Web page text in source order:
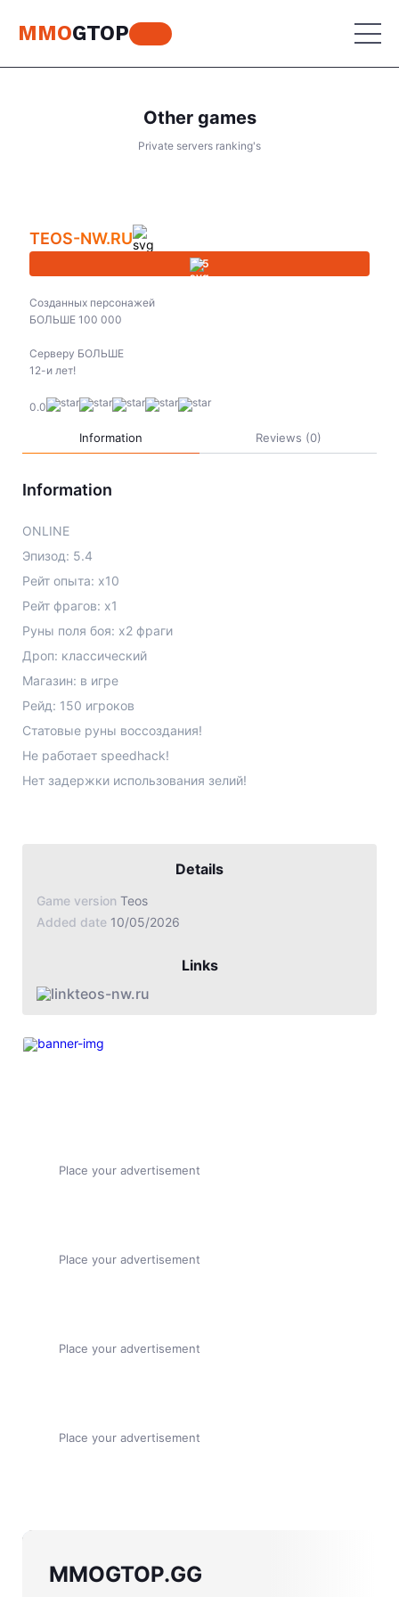
MMOGTOP
MU Online
Perfect World
Other games
World of Warcraft
Jade Dynasty
Other games
Private servers ranking's
TEOS-NW.RU
5
Созданных персонажей
БОЛЬШЕ 100 000
Серверу БОЛЬШЕ
12-и лет!
0.0
Information Reviews (0)
Information
ONLINE
Эпизод: 5.4
Рейт опыта: х10
Рейт фрагов: х1
Руны поля боя: х2 фраги
Дроп: классический
Магазин: в игре
Рейд: 150 игроков
Статовые руны воссоздания!
Не работает speedhack!
Details
Game version Teos
Added date 10/05/2026
Links
teos-nw.ru
Place your advertisement
Place your advertisement
Place your advertisement
Place your advertisement
MMOGTOP.GG